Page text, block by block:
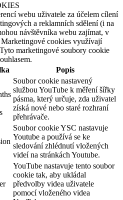
webu uživatele za účelem cílení
a reklamních sdělení (i na
návštěvníka webu zajímat, v
cookies využívají
marketingové soubory cookie
Popis
Soubor cookie nastavený
službou YouTube k měření šířky
pásma, který určuje, zda uživatel
získá nové nebo staré rozhraní
přehrávače.
Soubor cookie YSC nastavuje
Youtube a používá se ke
sledování zhlédnutí vložených
videí na stránkách Youtube.
YouTube nastavuje tento soubor
cookie tak, aby ukládal
předvolby videa uživatele
pomocí vloženého videa